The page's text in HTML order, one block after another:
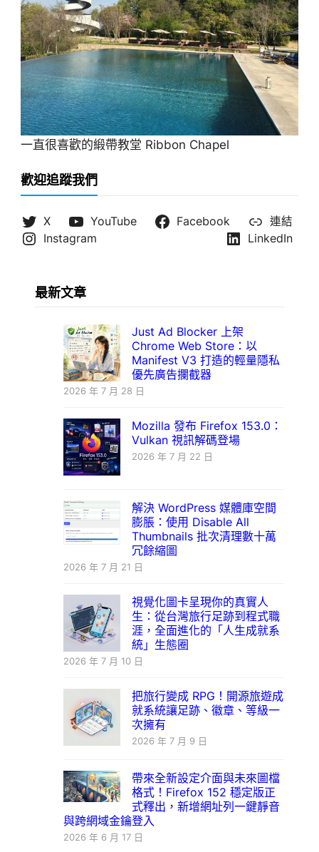
一直很喜歡的緞帶教堂 Ribbon Chapel
歡迎追蹤我們
X YouTube Facebook
連結
Instagram
LinkedIn
最新文章
Just Ad Blocker 上架
Chrome Web Store：以
Manifest V3 打造的輕量隱私
優先廣告攔截器
2026 年 7 月 28 日
Mozilla 發布 Firefox 153.0：
Vulkan 視訊解碼登場
2026 年 7 月 22 日
解決 WordPress 媒體庫空間
膨脹：使用 Disable All
Thumbnails 批次清理數十萬
冗餘縮圖
2026 年 7 月 21 日
視覺化圖卡呈現你的真實人
生：從台灣旅行足跡到程式職
涯，全面進化的「人生成就系
統」生態圈
2026 年 7 月 10 日
把旅行變成 RPG！開源旅遊成
就系統讓足跡、徽章、等級一
次擁有
2026 年 7 月 9 日
帶來全新設定介面與未來圖檔
格式！Firefox 152 穩定版正
式釋出，新增網址列一鍵靜音
與跨網域金鑰登入
2026 年 6 月 17 日